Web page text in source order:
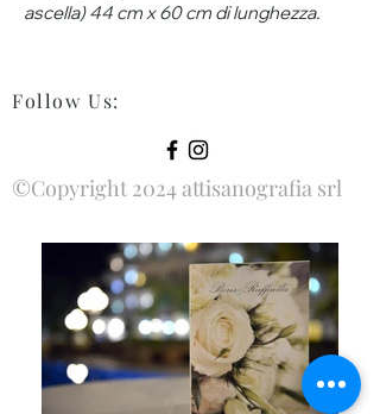
ascella) 44 cm x 60 cm di lunghezza.
Follow Us:
©Copyright 2024 attisanografia srl